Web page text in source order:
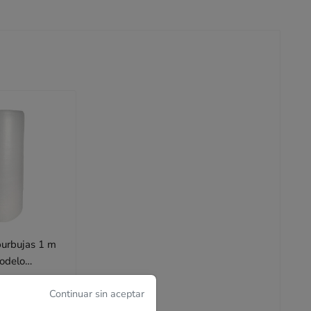
1 m
Continuar sin aceptar